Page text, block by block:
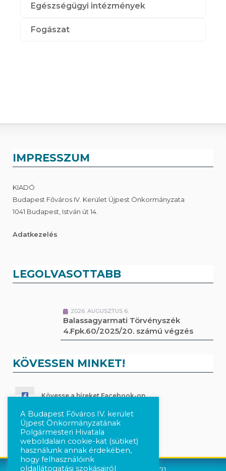
Egészségügyi intézmények
Fogászat
IMPRESSZUM
KIADÓ
Budapest Főváros IV. Kerület Újpest Önkormányzata
1041 Budapest, István út 14.
Adatkezelés
LEGOLVASOTTABB
2026. AUGUSZTUS 6.
Balassagyarmati Törvényszék
4.Fpk.60/2025/20. számú végzés
KÖVESSEN MINKET!
Kövesse a híreket Facebook-on
Követés Instagram-on
A Budapest Főváros IV. kerület
Újpest Önkormányzatának
Polgármesteri Hivatala
weboldalain cookie-kat (sütiket)
használunk annak érdekében,
hogy felhasználóink
oldallátogatási szokásairól